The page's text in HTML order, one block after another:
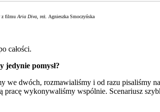
z filmuAria Diva, reż. Agnieszka Smoczyńska
całości.
jedynie pomysł?
we dwóch, rozmawialiśmy i od razu pisaliśmy
wykonywaliśmy wspólnie. Scenariusz